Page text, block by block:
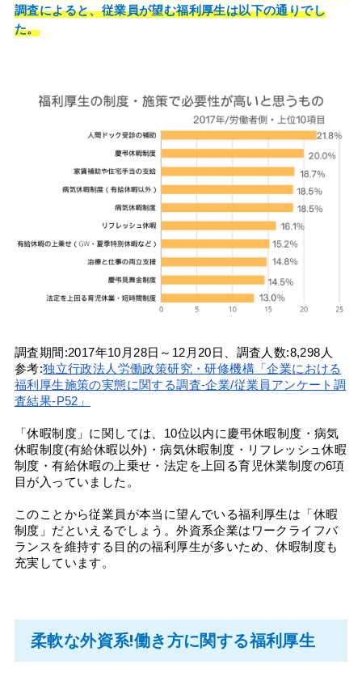
調査によると、従業員が望む福利厚生は以下の通りでし
た。
調査期間:2017年10月28日～12月20日、調査人数:8,298人
参考:独立行政法人労働政策研究・研修機構「企業における
福利厚生施策の実態に関する調査-企業/従業員アンケート調
査結果-P52」
「休暇制度」に関しては、10位以内に慶弔休暇制度・病気
休暇制度(有給休暇以外)・病気休暇制度・リフレッシュ休暇
制度・有給休暇の上乗せ・法定を上回る育児休業制度の6項
目が入っていました。
このことから従業員が本当に望んでいる福利厚生は「休暇
制度」だといえるでしょう。外資系企業はワークライフバ
ランスを維持する目的の福利厚生が多いため、休暇制度も
充実しています。
柔軟な外資系!働き方に関する福利厚生